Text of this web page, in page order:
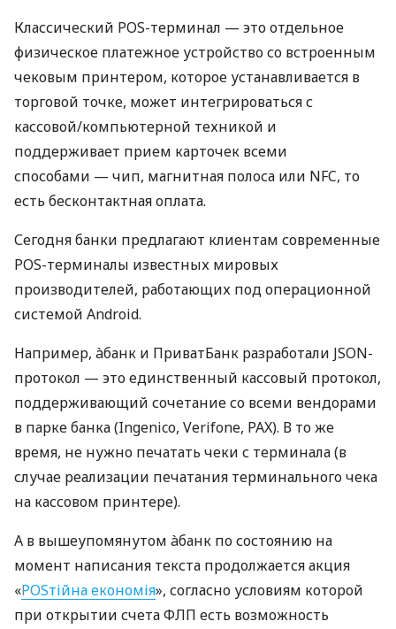
Классический POS-терминал — это отдельное
физическое платежное устройство со встроенным
чековым принтером, которое устанавливается в
торговой точке, может интегрироваться с
кассовой/компьютерной техникой и
поддерживает прием карточек всеми
способами — чип, магнитная полоса или NFC, то
есть бесконтактная оплата.
Сегодня банки предлагают клиентам современные
POS-терминалы известных мировых
производителей, работающих под операционной
системой Android.
Например, àбанк и ПриватБанк разработали JSON-
протокол — это единственный кассовый протокол,
поддерживающий сочетание со всеми вендорами
в парке банка (Ingenico, Verifone, PAX). В то же
время, не нужно печатать чеки с терминала (в
случае реализации печатания терминального чека
на кассовом принтере).
А в вышеупомянутом àбанк по состоянию на
момент написания текста продолжается акция
«POSтійна економія», согласно условиям которой
при открытии счета ФЛП есть возможность